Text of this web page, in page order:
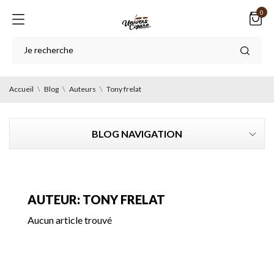
0
Accueil Blog Auteurs Tony frelat
BLOG NAVIGATION
AUTEUR: TONY FRELAT
Aucun article trouvé